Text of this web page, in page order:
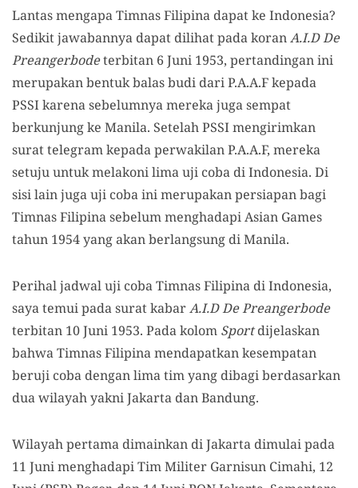
Lantas mengapa Timnas Filipina dapat ke Indonesia?
Sedikit jawabannya dapat dilihat pada koranA.I.D De
Preangerbodeterbitan 6 Juni 1953, pertandingan ini
merupakan bentuk balas budi dari P.A.A.F kepada
PSSI karena sebelumnya mereka juga sempat
berkunjung ke Manila. Setelah PSSI mengirimkan
surat telegram kepada perwakilan P.A.A.F, mereka
setuju untuk melakoni lima uji coba di Indonesia. Di
sisi lain juga uji coba ini merupakan persiapan bagi
Timnas Filipina sebelum menghadapi Asian Games
tahun 1954 yang akan berlangsung di Manila.
Perihal jadwal uji coba Timnas Filipina di Indonesia,
saya temui pada surat kabarA.I.D De Preangerbode
terbitan 10 Juni 1953. Pada kolom Sportdijelaskan
bahwa Timnas Filipina mendapatkan kesempatan
beruji coba dengan lima tim yang dibagi berdasarkan
dua wilayah yakni Jakarta dan Bandung.
Wilayah pertama dimainkan di Jakarta dimulai pada
11 Juni menghadapi Tim Militer Garnisun Cimahi, 12